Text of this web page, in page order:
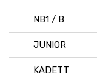
NB1 / B
JUNIOR
KADETT